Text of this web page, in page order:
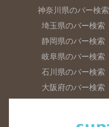
神奈川県のバー検索
埼玉県のバー検索
静岡県のバー検索
岐阜県のバー検索
石川県のバー検索
大阪府のバー検索